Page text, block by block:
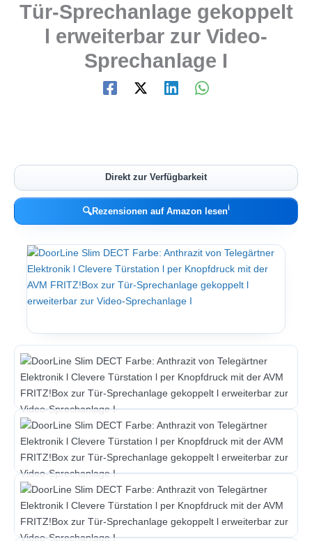
Tür-Sprechanlage gekoppelt
l erweiterbar zur Video-
Sprechanlage I
Direkt zur Verfügbarkeit
🔍Rezensionen auf Amazon lesenℹ︎